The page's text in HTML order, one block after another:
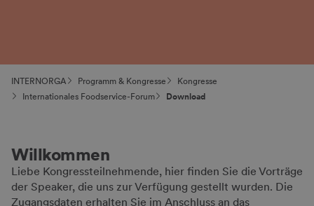
INTERNORGA Programm & Kongresse
Kongresse
Internationales Foodservice-Forum
Download
Willkommen
Liebe Kongressteilnehmende, hier finden Sie die Vorträge
der Speaker, die uns zur Verfügung gestellt wurden. Die
Zugangsdaten erhalten Sie im Anschluss an das